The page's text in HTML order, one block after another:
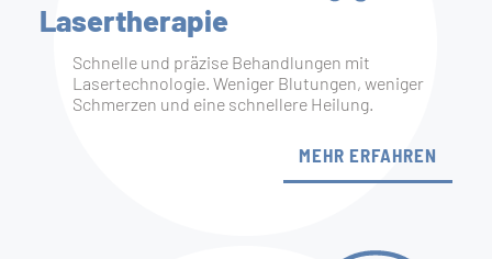
Lasertherapie
Schnelle und präzise Behandlungen mit
Lasertechnologie. Weniger Blutungen, weniger
Schmerzen und eine schnellere Heilung.
MEHR ERFAHREN